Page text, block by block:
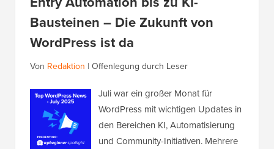
Bausteinen – Die Zukunft von
WordPress ist da
Von Redaktion | Offenlegung durch Leser
Juli war ein großer Monat für
WordPress mit wichtigen Updates in
den Bereichen KI, Automatisierung
und Community-Initiativen. Mehrere